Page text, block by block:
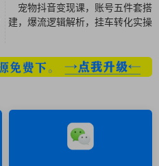
宠物抖音变现课，账号五件套搭
建，爆流逻辑解析，挂车转化实操